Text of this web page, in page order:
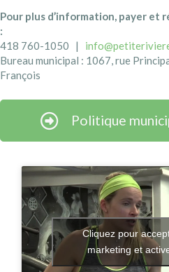
Pour plus d’information, payer et
:
418 760-1050 |
Bureau municipal : 1067, rue
François
Politique
Cliquez pour
marketing et